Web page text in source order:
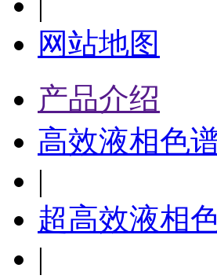
网站地图
产品介绍
高效液相色
|
超高效液相
|